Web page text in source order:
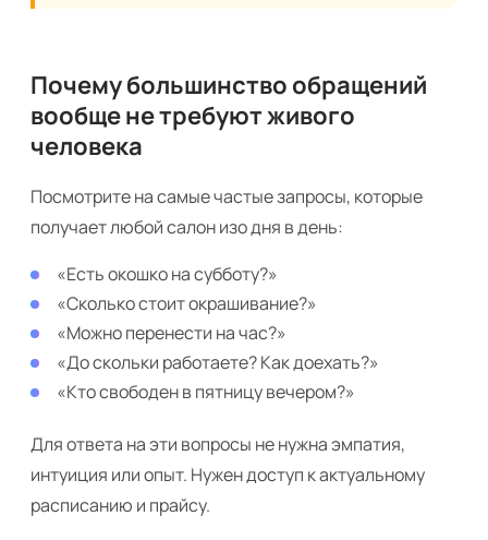
Почему большинство обращений
вообще не требуют живого
человека
Посмотрите на самые частые запросы, которые
получает любой салон изо дня в день:
«Есть окошко на субботу?»
«Сколько стоит окрашивание?»
«Можно перенести на час?»
«До скольки работаете? Как доехать?»
«Кто свободен в пятницу вечером?»
Для ответа на эти вопросы не нужна эмпатия,
интуиция или опыт. Нужен доступ к актуальному
расписанию и прайсу.